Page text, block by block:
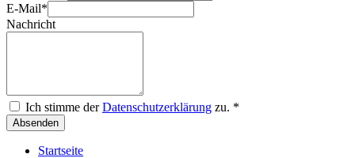
E-Mail*
Nachricht
Ich stimme derDatenschutzerklärung zu. *
Absenden
Startseite